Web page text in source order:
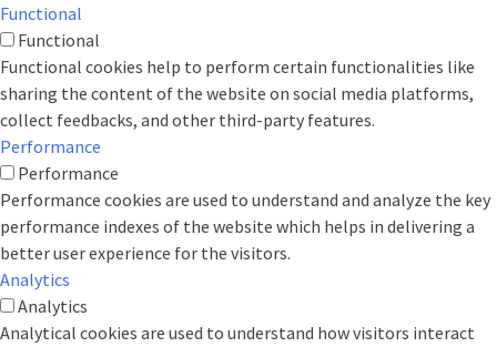
Functional
Functional
Functional cookies help to perform certain functionalities like
sharing the content of the website on social media platforms,
collect feedbacks, and other third-party features.
Performance
Performance
Performance cookies are used to understand and analyze the key
performance indexes of the website which helps in delivering a
better user experience for the visitors.
Analytics
Analytics
Analytical cookies are used to understand how visitors interact